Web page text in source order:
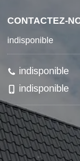
CONTACTEZ-
indisponible
indisponible
indisponible